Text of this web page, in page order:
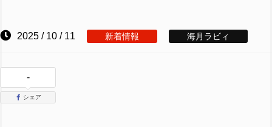
2025 / 10 / 11 新着情報 海月ラビィ
-
シェア